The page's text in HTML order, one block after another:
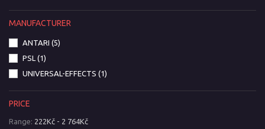
MANUFACTURER
ANTARI (5)
PSL (1)
UNIVERSAL-EFFECTS (1)
PRICE
Range: 222Kč - 2 764Kč